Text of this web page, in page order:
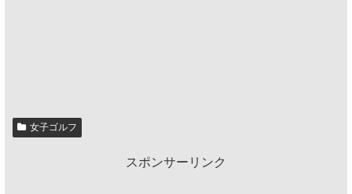
女子ゴルフ
スポンサーリンク